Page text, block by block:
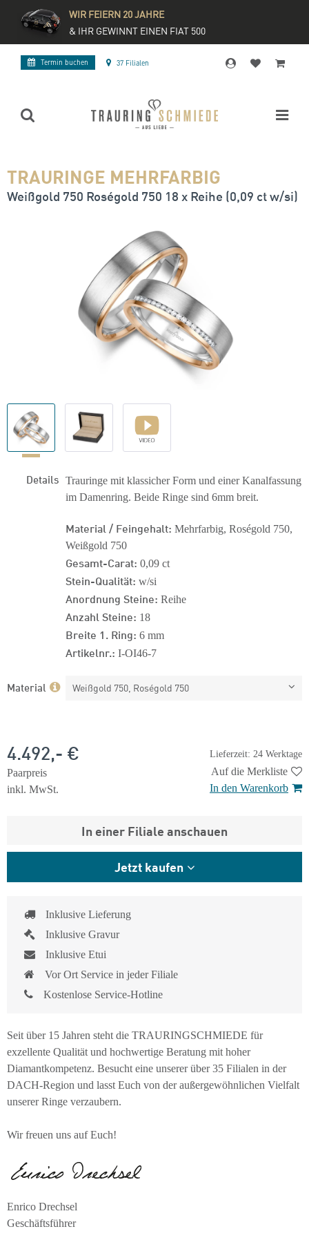
WIR FEIERN 20 JAHRE
& IHR GEWINNT EINEN FIAT 500
Termin buchen 37 Filialen
TRAURINGE MEHRFARBIG
Weißgold 750 Roségold 750 18 x Reihe (0,09 ct w/si)
Details Trauringe mit klassicher Form und einer Kanalfassung
im Damenring. Beide Ringe sind 6mm breit.
Material / Feingehalt: Mehrfarbig, Roségold 750,
Weißgold 750
Gesamt-Carat: 0,09 ct
Stein-Qualität: w/si
Anordnung Steine: Reihe
Anzahl Steine: 18
Breite 1. Ring: 6 mm
Artikelnr.: I-OI46-7
Material Weißgold 750, Roségold 750
Lieferzeit: 24 Werktage
4.492,- €
Paarpreis
inkl. MwSt.
Auf die Merkliste
In den Warenkorb
In einer Filiale anschauen
Jetzt kaufen
Inklusive Lieferung
Inklusive Gravur
Inklusive Etui
Vor Ort Service in jeder Filiale
Kostenlose Service-Hotline
Seit über 15 Jahren steht die TRAURINGSCHMIEDE für
exzellente Qualität und hochwertige Beratung mit hoher
Diamantkompetenz. Besucht eine unserer über 35 Filialen in der
DACH-Region und lasst Euch von der außergewöhnlichen Vielfalt
unserer Ringe verzaubern.
Wir freuen uns auf Euch!
Enrico Drechsel
Geschäftsführer